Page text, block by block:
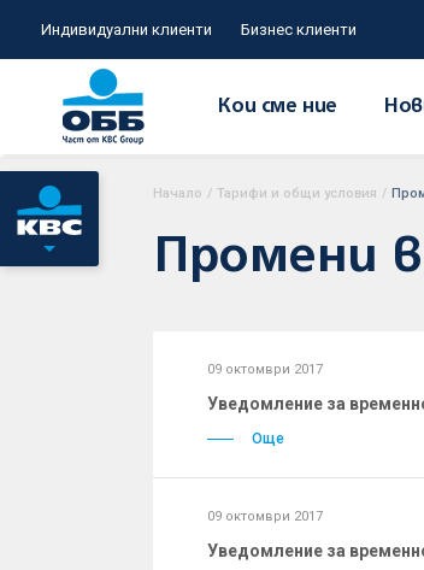
Индивидуални клиенти Бизнес клиенти
Кои сме ние
Начало / Тарифи и общи условия /
Промени в
09 октомври 2017
Уведомление за
Още
09 октомври 2017
Уведомление за